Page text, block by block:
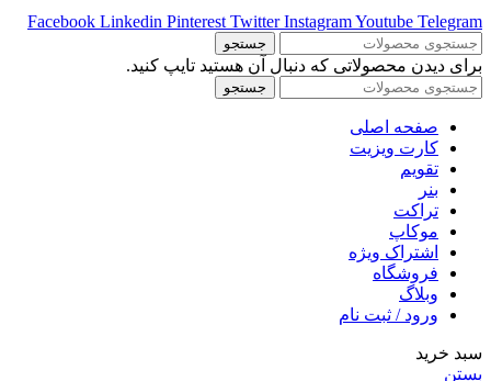
Facebook Linkedin Pinterest Twitter InstagramYoutube Telegram
جستجو
برای دیدن محصولاتی که دنبال آن هستید تایپ کنید.
جستجو
صفحه اصلی
کارت ویزیت
تقویم
بنر
تراکت
موکاپ
اشتراک ویژه
فروشگاه
وبلاگ
ورود / ثبت نام
سبد خرید
بستن